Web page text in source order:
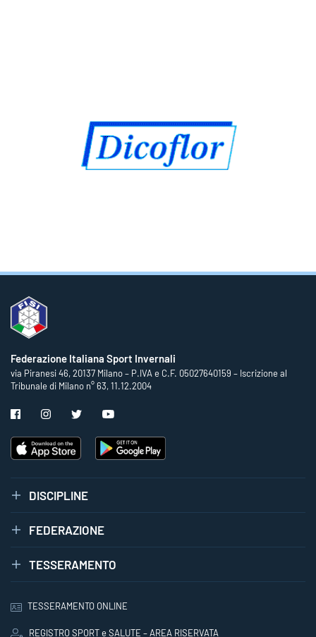
Federazione Italiana Sport Invernali
via Piranesi 46, 20137 Milano – P.IVA e C.F. 05027640159 – Iscrizione al
Tribunale di Milano n° 63, 11.12.2004
DISCIPLINE
FEDERAZIONE
TESSERAMENTO
TESSERAMENTO ONLINE
REGISTRO SPORT e SALUTE – AREA RISERVATA